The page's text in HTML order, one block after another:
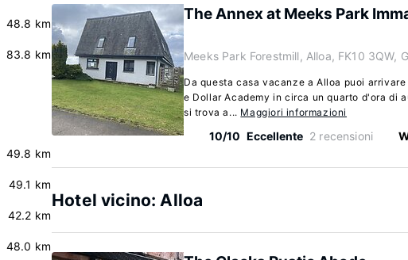
48.8 km
83.8 km
49.8 km
49.1 km
42.2 km
48.0 km
The Annex at Meeks Park
Meeks Park Forestmill, Alloa, FK10 3QW,
Da questa casa vacanze a Alloa puoi
e Dollar Academy in circa un quarto d'ora di
si trova a... Maggiori informazioni
10/10 Eccellente 2 recensioni
Hotel vicino: Alloa